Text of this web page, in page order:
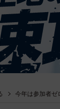
今年は参加者